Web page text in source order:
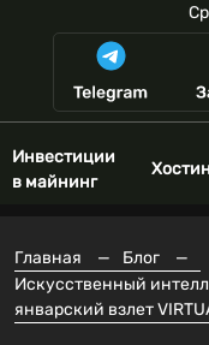
Инвестиции
в майнинг
Главная — Блог
—
Искусственный
январский взлет